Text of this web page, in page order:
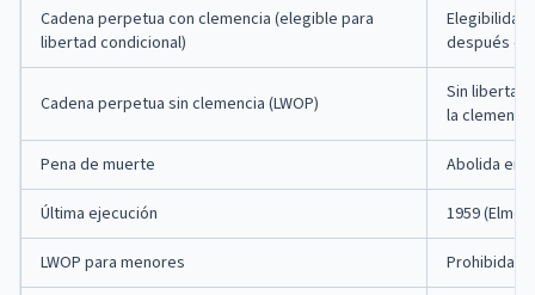
Cadena perpetua con clemencia (elegible para
libertad condicional)
después de
Cadena perpetua sin clemencia (LWOP)
Sin libertad
la clemencia
Pena de muerte Abolida en
Última ejecución 1959 (Elmer
LWOP para menores Prohibida